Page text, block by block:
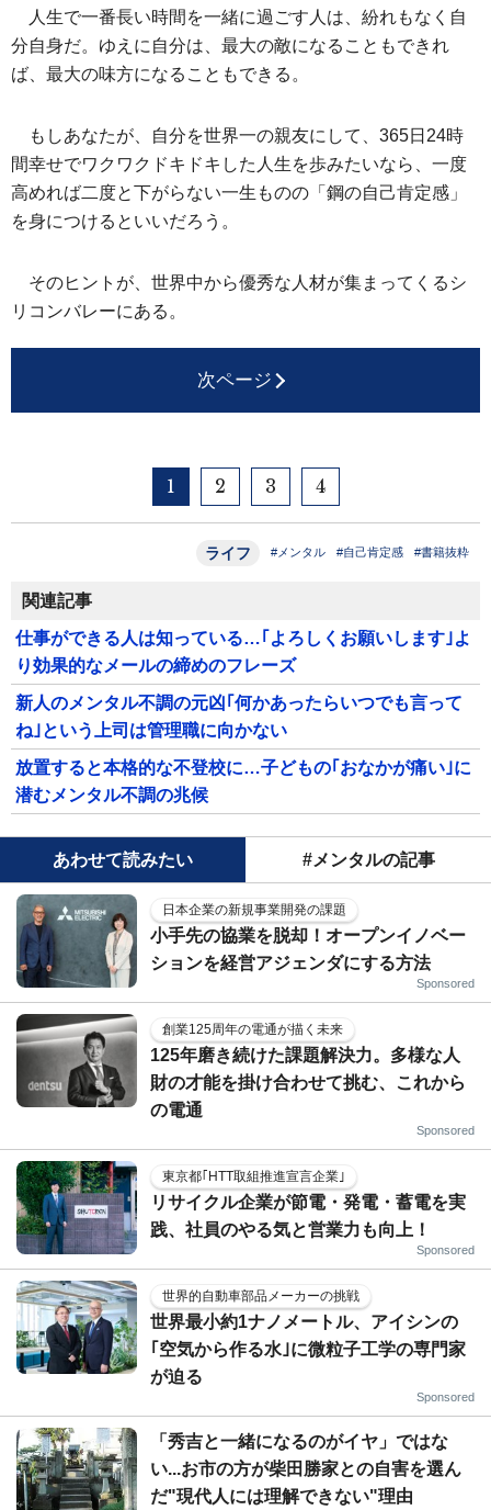
人生で一番長い時間を一緒に過ごす人は、紛れもなく自
分自身だ。ゆえに自分は、最大の敵になることもできれ
ば、最大の味方になることもできる。
もしあなたが、自分を世界一の親友にして、365日24時
間幸せでワクワクドキドキした人生を歩みたいなら、一度
高めれば二度と下がらない一生ものの「鋼の自己肯定感」
を身につけるといいだろう。
そのヒントが、世界中から優秀な人材が集まってくるシ
リコンバレーにある。
次ページ
1 2 3 4
ライフ #メンタル #自己肯定感 #書籍抜粋
関連記事
仕事ができる人は知っている…｢よろしくお願いします｣よ
り効果的なメールの締めのフレーズ
新人のメンタル不調の元凶｢何かあったらいつでも言って
ね｣という上司は管理職に向かない
放置すると本格的な不登校に…子どもの｢おなかが痛い｣に
潜むメンタル不調の兆候
あわせて読みたい #メンタルの記事
日本企業の新規事業開発の課題
小手先の協業を脱却！オープンイノベー
ションを経営アジェンダにする方法
Sponsored
創業125周年の電通が描く未来
125年磨き続けた課題解決力。多様な人
財の才能を掛け合わせて挑む、これから
の電通
Sponsored
東京都｢HTT取組推進宣言企業｣
リサイクル企業が節電・発電・蓄電を実
践、社員のやる気と営業力も向上！
Sponsored
世界的自動車部品メーカーの挑戦
世界最小約1ナノメートル、アイシンの
｢空気から作る水｣に微粒子工学の専門家
が迫る
Sponsored
「秀吉と一緒になるのがイヤ」ではな
い...お市の方が柴田勝家との自害を選ん
だ"現代人には理解できない"理由